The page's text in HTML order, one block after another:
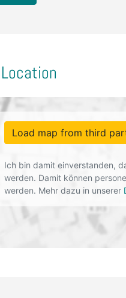
Location
Load map from third
Ich bin damit einverstanden,
werden. Damit können
werden. Mehr dazu in unserer